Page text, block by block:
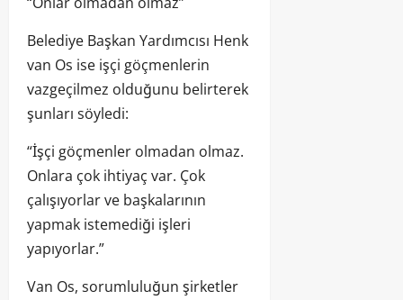
Belediye Başkan Yardımcısı Henk
van Os ise işçi göçmenlerin
vazgeçilmez olduğunu belirterek
şunları söyledi:
“İşçi göçmenler olmadan olmaz.
Onlara çok ihtiyaç var. Çok
çalışıyorlar ve başkalarının
yapmak istemediği işleri
yapıyorlar.”
Van Os, sorumluluğun şirketler